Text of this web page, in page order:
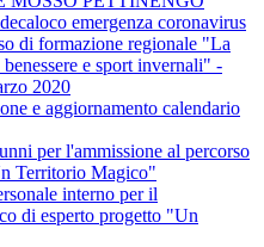
emergenza coronavirus
di formazione regionale "La
e sport invernali" -
2020
e aggiornamento calendario
per l'ammissione al percorso
Territorio Magico"
interno per il
di esperto progetto "Un